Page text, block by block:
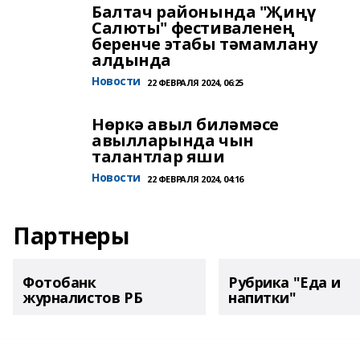
Балтач районында "Җиңү
Салюты" фестиваленең
беренче этабы тәмамлану
алдында
Новости 22 ФЕВРАЛЯ 2024, 06:25
Нөркә авыл биләмәсе
авылларында чын
талантлар яши
Новости 22 ФЕВРАЛЯ 2024, 04:16
Партнеры
Фотобанк
журналистов РБ
Рубрика "Еда и
напитки"